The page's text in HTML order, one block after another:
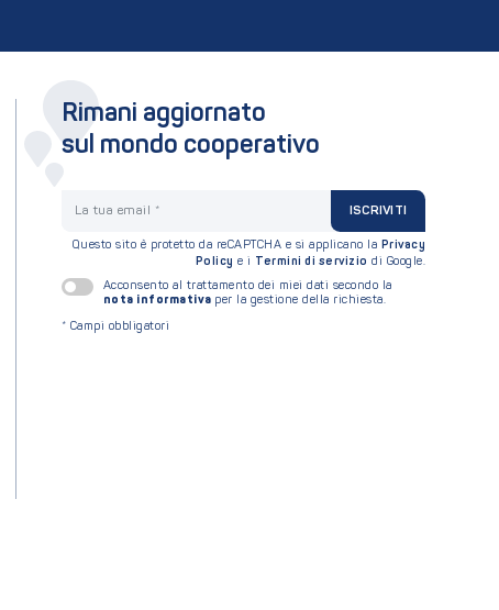
Rimani aggiornato
sul mondo cooperativo
ISCRIVITI
Questo sito è protetto da reCAPTCHA e si applicano la Privacy
Policy e i Termini di servizio di Google.
Acconsento al trattamento dei miei dati secondo la
nota informativa per la gestione della richiesta.
* Campi obbligatori